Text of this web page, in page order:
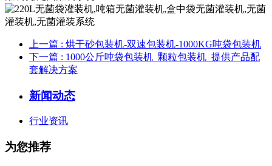
上一篇 : 烘干砂包装机-双速包装机-1000KG吨袋包装机
下一篇 : 1000公斤吨袋包装机_颗粒包装机_提供产品配
套解决方案
新闻动态
行业资讯
为您推荐